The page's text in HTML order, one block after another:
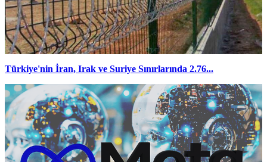
Türkiye'nin İran, Irak ve Suriye Sınırlarında 2.76...